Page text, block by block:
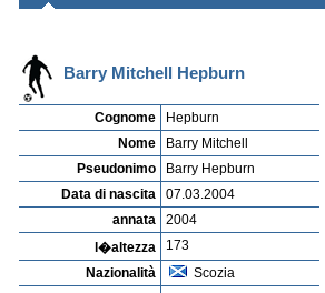
Barry Mitchell Hepburn
Cognome
Hepburn
Nome
Barry Mitchell
Pseudonimo
Barry Hepburn
Data di nascita
07.03.2004
annata
2004
l�altezza
173
Nazionalità
Scozia